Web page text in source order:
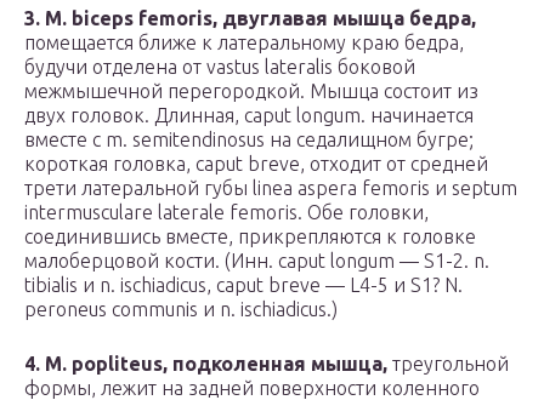
3. M. biceps femoris, двуглавая мышца бедра,
помещается ближе к латеральному краю бедра,
будучи отделена от vastus lateralis боковой
межмышечной перегородкой. Мышца состоит из
двух головок. Длинная, caput longum. начинается
вместе с m. semitendinosus на седалищном бугре;
короткая головка, caput breve, отходит от средней
трети латеральной губы linea aspera femoris и septum
intermusculare laterale femoris. Обе головки,
соединившись вместе, прикрепляются к головке
малоберцовой кости. (Инн. caput longum — S1-2. n.
tibialis и n. ischiadicus, caput breve — L4-5 и S1? N.
peroneus communis и n. ischiadicus.)
4. M. popliteus, подколенная мышца, треугольной
формы, лежит на задней поверхности коленного